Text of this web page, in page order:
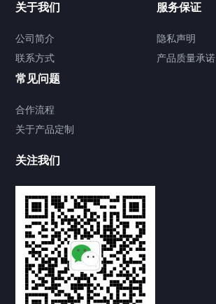
关于我们
公司简介
联系方式
服务保证
隐私声明
产品质量承诺
常见问题
合作流程
关于产品定制
关注我们